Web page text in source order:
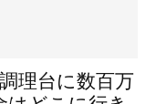
理台に数百万